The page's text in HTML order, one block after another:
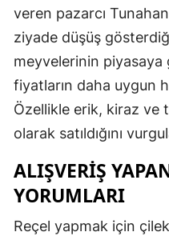
veren pazarcı
ziyade düşüş
meyvelerinin
fiyatların daha uygun
Özellikle erik, kiraz ve
olarak satıldığını
ALIŞVERIŞ
YORUMLARI
Reçel yapmak için